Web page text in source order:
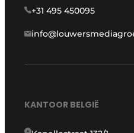
+31 495 450095
KANTOOR BELGIË